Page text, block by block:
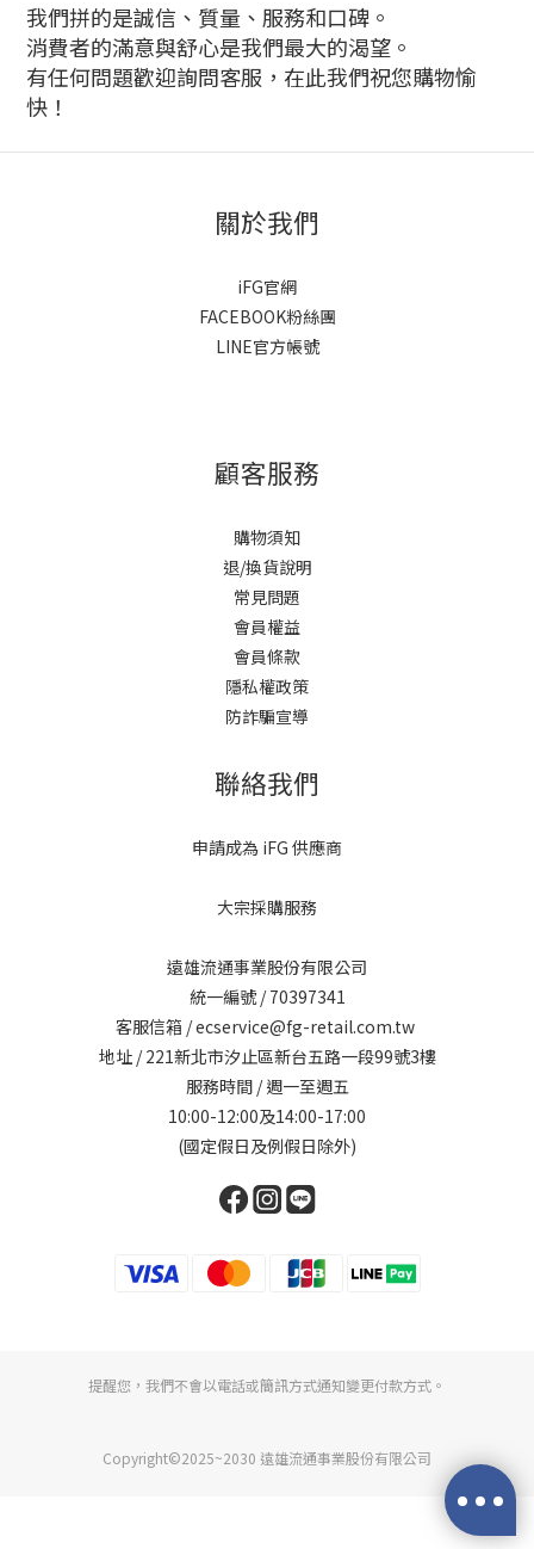
我們拼的是誠信、質量、服務和口碑。
消費者的滿意與舒心是我們最大的渴望。
有任何問題歡迎詢問客服，在此我們祝您購物愉
快！
關於我們
iFG官網
FACEBOOK粉絲團
LINE官方帳號
顧客服務
購物須知
退/換貨說明
常見問題
會員權益
會員條款
隱私權政策
防詐騙宣導
聯絡我們
申請成為 iFG 供應商
大宗採購服務
遠雄流通事業股份有限公司
統一編號 / 70397341
客服信箱 / ecservice@fg-retail.com.tw
地址 / 221新北市汐止區新台五路一段99號3樓
服務時間 / 週一至週五
10:00-12:00及14:00-17:00
(國定假日及例假日除外)
提醒您，我們不會以電話或簡訊方式通知變更付款方式。
Copyright©2025~2030 遠雄流通事業股份有限公司